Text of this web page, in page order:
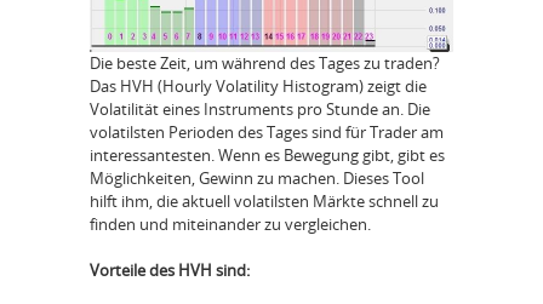
Die beste Zeit, um während des Tages zu traden?
Das HVH (Hourly Volatility Histogram) zeigt die
Volatilität eines Instruments pro Stunde an. Die
volatilsten Perioden des Tages sind für Trader am
interessantesten. Wenn es Bewegung gibt, gibt es
Möglichkeiten, Gewinn zu machen. Dieses Tool
hilft ihm, die aktuell volatilsten Märkte schnell zu
finden und miteinander zu vergleichen.
Vorteile des HVH sind: